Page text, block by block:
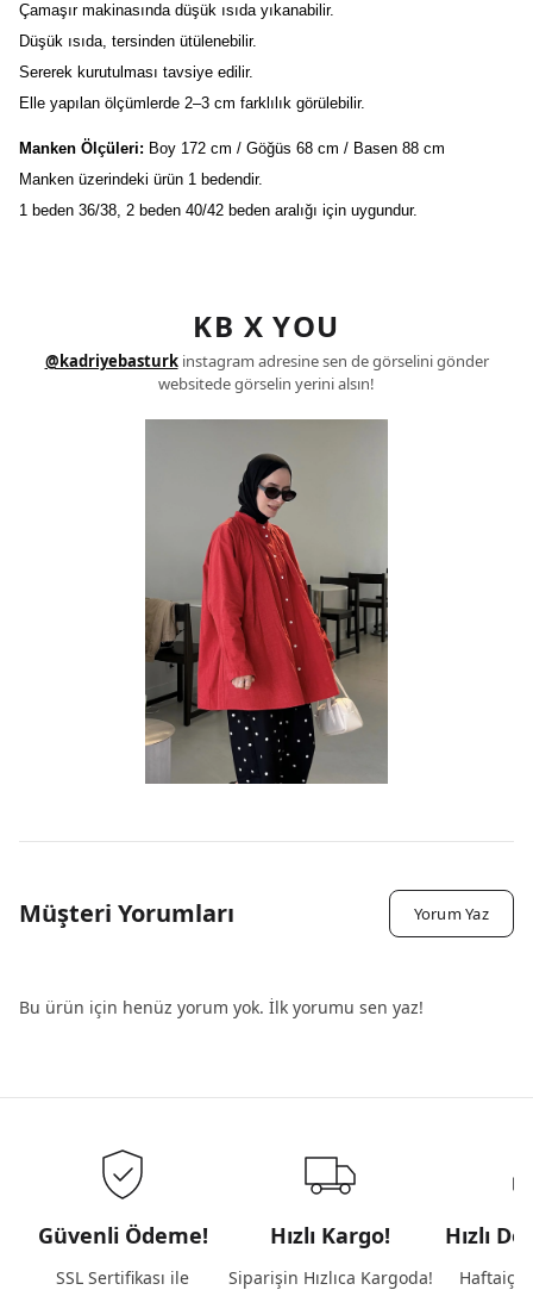
Çamaşır makinasında düşük ısıda yıkanabilir.
Düşük ısıda, tersinden ütülenebilir.
Sererek kurutulması tavsiye edilir.
Elle yapılan ölçümlerde 2–3 cm farklılık görülebilir.
Manken Ölçüleri: Boy 172 cm / Göğüs 68 cm / Basen 88 cm
Manken üzerindeki ürün 1 bedendir.
1 beden 36/38, 2 beden 40/42 beden aralığı için uygundur.
KB X YOU
@kadriyebasturk instagram adresine sen de görselini gönder
websitede görselin yerini alsın!
Müşteri Yorumları Yorum Yaz
Bu ürün için henüz yorum yok. İlk yorumu sen yaz!
Güvenli Ödeme!
SSL Sertifikası ile
Hızlı Kargo!
Siparişin Hızlıca Kargoda!
Hızlı
Haftaiçi